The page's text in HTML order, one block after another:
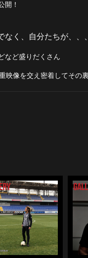
開！
なく、自分たちが、、
など盛りだくさん
映像を交え密着してその